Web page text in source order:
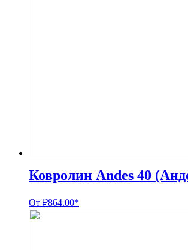
Ковролин Andes 40
От ₽864.00*